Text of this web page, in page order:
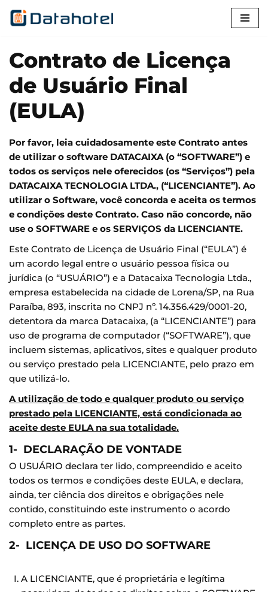
o
conteúdo
Contrato de Licença
de Usuário Final
(EULA)
Por favor, leia cuidadosamente este Contrato antes
de utilizar o software DATACAIXA (o “SOFTWARE”) e
todos os serviços nele oferecidos (os “Serviços”) pela
DATACAIXA TECNOLOGIA LTDA., (“LICENCIANTE”). Ao
utilizar o Software, você concorda e aceita os termos
e condições deste Contrato. Caso não concorde, não
use o SOFTWARE e os SERVIÇOS da LICENCIANTE.
Este Contrato de Licença de Usuário Final (“EULA”) é
um acordo legal entre o usuário pessoa física ou
jurídica (o “USUÁRIO”) e a Datacaixa Tecnologia Ltda.,
empresa estabelecida na cidade de Lorena/SP, na Rua
Paraíba, 893, inscrita no CNPJ nº. 14.356.429/0001-20,
detentora da marca Datacaixa, (a “LICENCIANTE”) para
uso de programa de computador (“SOFTWARE”), que
incluem sistemas, aplicativos, sites e qualquer produto
ou serviço prestado pela LICENCIANTE, pelo prazo em
que utilizá-lo.
A utilização de todo e qualquer produto ou serviço
prestado pela LICENCIANTE, está condicionada ao
aceite deste EULA na sua totalidade.
1- DECLARAÇÃO DE VONTADE
O USUÁRIO declara ter lido, compreendido e aceito
todos os termos e condições deste EULA, e declara,
ainda, ter ciência dos direitos e obrigações nele
contido, constituindo este instrumento o acordo
completo entre as partes.
2- LICENÇA DE USO DO SOFTWARE
A LICENCIANTE, que é proprietária e legítima